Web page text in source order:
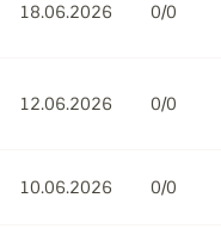
18.06.2026 0/0
12.06.2026 0/0
10.06.2026 0/0